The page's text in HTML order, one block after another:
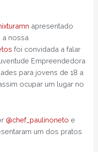
apresentado
nossa
foi convidada a falar
Empreendedora
para jovens de 18 a
ocupar um lugar no
@chef_paulinoneto e
um dos pratos